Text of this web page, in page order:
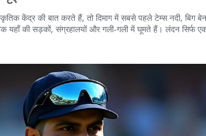
केंद्र की बात करते हैं, तो दिमाग में सबसे पहले टेम्स नदी,
यहाँ की सड़कों, संग्रहालयों और गली‑गली में घूमते हैं। लंदन सिर्फ